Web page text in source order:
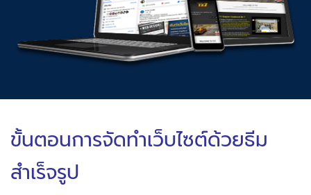
ขั้นตอนการจัดทำเว็บไซต์ด้วยธีม
สำเร็จรูป